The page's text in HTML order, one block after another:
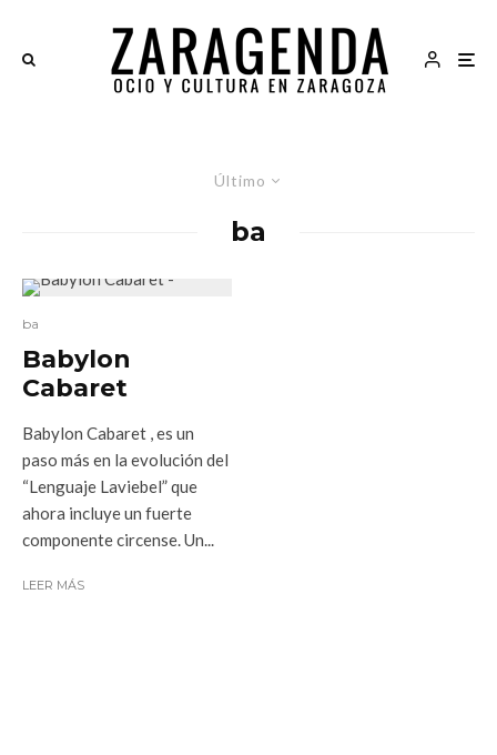
Último
ba
ba
Babylon
Cabaret
Babylon Cabaret , es un
paso más en la evolución del
“Lenguaje Laviebel” que
ahora incluye un fuerte
componente circense. Un...
LEER MÁS